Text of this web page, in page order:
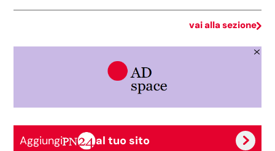
vai alla sezione
Aggiungi al tuo sito